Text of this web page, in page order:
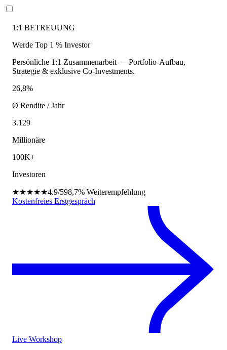
1:1 BETREUUNG
Werde Top 1 % Investor
Persönliche 1:1 Zusammenarbeit — Portfolio-Aufbau,
Strategie & exklusive Co-Investments.
26,8%
Ø Rendite / Jahr
3.129
Millionäre
100K+
Investoren
★★★★★4.9/598,7% Weiterempfehlung
Kostenfreies Erstgespräch
Live Workshop